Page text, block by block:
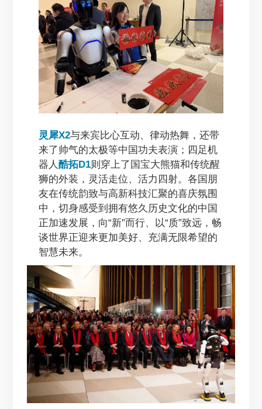
灵犀X2与来宾比心互动、律动热舞，还带
来了帅气的太极等中国功夫表演；四足机
器人酷拓D1则穿上了国宝大熊猫和传统醒
狮的外装，灵活走位、活力四射。各国朋
友在传统韵致与高新科技汇聚的喜庆氛围
中，切身感受到拥有悠久历史文化的中国
正加速发展，向“新”而行、以“质”致远，畅
谈世界正迎来更加美好、充满无限希望的
智慧未来。